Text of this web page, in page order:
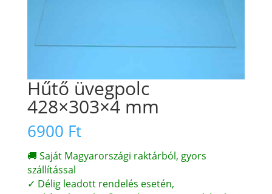
Hűtő üvegpolc
428×303×4 mm
6900 Ft
🚚 Saját Magyarországi raktárból, gyors
szállítással
✓ Délig leadott rendelés esetén,